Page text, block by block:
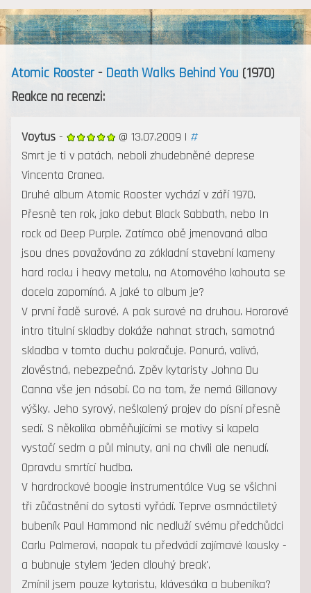
MENU
Atomic Rooster- Death Walks Behind You (1970)
Reakce na recenzi:
Voytus- @ 13.07.2009 | #
Smrt je ti v patách, neboli zhudebněné deprese
Vincenta Cranea.
Druhé album Atomic Rooster vychází v září 1970.
Přesně ten rok, jako debut Black Sabbath, nebo In
rock od Deep Purple. Zatímco obě jmenovaná alba
jsou dnes považována za základní stavební kameny
hard rocku i heavy metalu, na Atomového kohouta se
docela zapomíná. A jaké to album je?
V první řadě surové. A pak surové na druhou. Hororové
intro titulní skladby dokáže nahnat strach, samotná
skladba v tomto duchu pokračuje. Ponurá, valivá,
zlověstná, nebezpečná. Zpěv kytaristy Johna Du
Canna vše jen násobí. Co na tom, že nemá Gillanovy
výšky. Jeho syrový, neškolený projev do písní přesně
sedí. S několika obměňujícími se motivy si kapela
vystačí sedm a půl minuty, ani na chvíli ale nenudí.
Opravdu smrtící hudba.
V hardrockové boogie instrumentálce Vug se všichni
tři zůčastnění do sytosti vyřádí. Teprve osmnáctiletý
bubeník Paul Hammond nic nedluží svému předchůdci
Carlu Palmerovi, naopak tu předvádí zajímavé kousky -
a bubnuje stylem 'jeden dlouhý break'.
Zmínil jsem pouze kytaristu, klávesáka a bubeníka?